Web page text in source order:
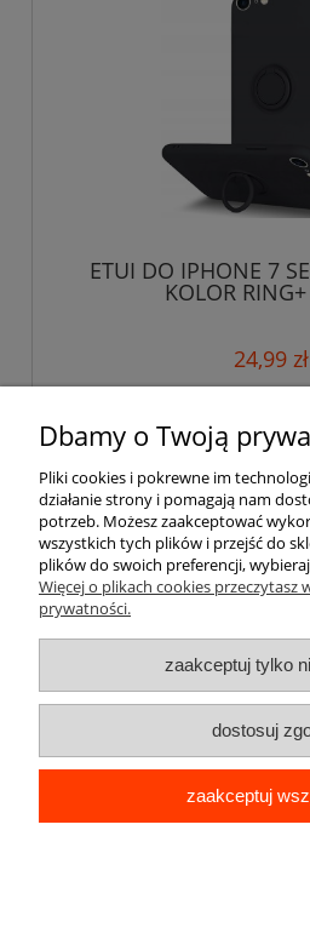
ETUI DO IPHONE 7
KOLOR
24,99 zł
do
Dbamy o Twoją
Pliki cookies i pokrewne im
działanie strony i pomagają nam
potrzeb. Możesz zaakceptować
wszystkich tych plików i przejść do
plików do swoich preferencji,
Więcej o plikach cookies przeczytasz
prywatności.
zaakceptuj tylko
dostosuj
zaakceptuj